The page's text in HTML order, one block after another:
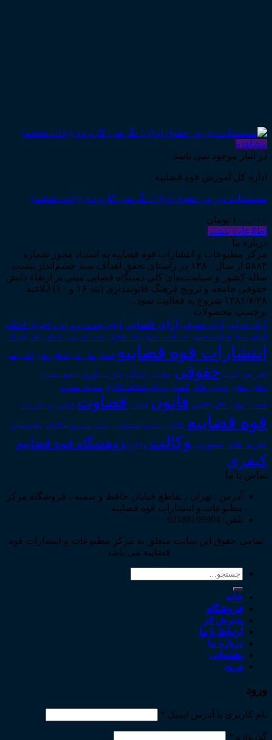
مشاهده
در انبار موجود نمی باشد
اداره کل آموزش قوه قضاییه
مستثنیات دین در حقوق ایران؛ نگرشی کاربردی (چاپ ششم)
۱۰۰,۰۰۰ تومان
اطلاعات بیشتر
درباره ما
مرکز مطبوعات و انتشارات قوه قضاییه به استناد مجوز شماره
۵۸۸۴ از سال ۱۳۸۰ در راستای تحقق اهداف سند چشم‌انداز بیست
ساله کشور و سیاست‌های کلی دستگاه قضایی مبنی بر ارتقاء دانش
حقوقی جامعه و ترویج فرهنگ قانونمداری (بند ۱۶ و ۱۰) ابلاغیه
۱۳۸۱/۷/۲۸ شروع به فعالیت نمود...
برچسب محصولات
آرای جزایی آرای حقوقی آرای قضایی آرای وحدت رویه اجاره اجرای احکام
اجرای اسناد احوال شخصیه ادله_اثبات_دعوا اسناد_تجاری اعاده_دادرسی اعتراض_ثالث اعسار
انتشارات قوه قضاییه انتقال_مال_غیر انحلال_نکاح بانک بیمه
تاجر حق_کسب حقوقی حوادث_رانندگی خلع_ید داوری دعاوی_تصرف
دعاوی_طاری دیوان عالی کشور دیوان عدالت اداری سقوط_تعهدات
شعب_دیوان_عالی قاضی قانون قضات قضاوت قوانین_و_مقررات
قوه قضاییه مالکیت_معنوی مسئولیت_مدنی مشروح مذاکرات نظام قضایی
نظریه_های_مشورتی وکالت وکیل پژوهشگاه قوه قضاییه
کیفری
تماس با ما
آدرس : تهران ، تقاطع خیابان حافظ و سمیه ، فروشگاه مرکز
مطبوعات و انتشارات قوه قضاییه
تلفن: 02188199904
تمامی حقوق این سایت متعلق به مرکز مطبوعات و انتشارات قوه
قضاییه می باشد .
جستجو
خانه
فروشگاه
پذیرش اثر
ارتباط با ما
درباره ما
پشتیبانی
ورود
ورود
نام کاربری یا آدرس ایمیل *
گذرواژه *